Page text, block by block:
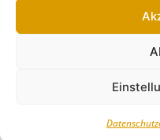
Kontakt